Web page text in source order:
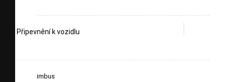
Připevnění k vozidlu
imbus